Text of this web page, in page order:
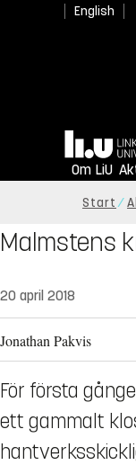
English
Hem
Om LiU
Start
Malmstens
20 april 2018
Jonathan Pakvis
För första
ett gammalt